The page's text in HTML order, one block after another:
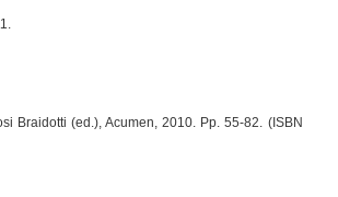
Braidotti (ed.), Acumen, 2010. Pp. 55-82. (ISBN